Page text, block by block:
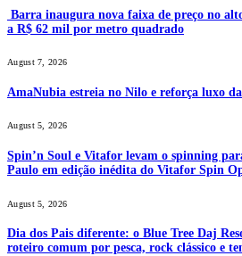
Barra inaugura nova faixa de preço no
a R$ 62 mil por metro quadrado
August 7, 2026
AmaNubia estreia no Nilo e reforça luxo
August 5, 2026
Spin’n Soul e Vitafor levam o spinning
Paulo em edição inédita do Vitafor Spin
August 5, 2026
Dia dos Pais diferente: o Blue Tree Daj
roteiro comum por pesca, rock clássico e